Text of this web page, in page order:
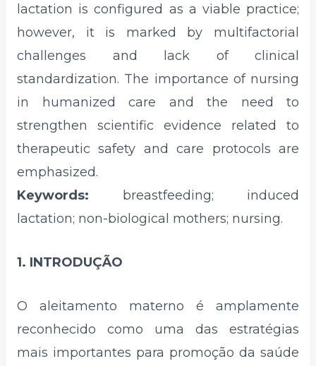
lactation is configured as a viable practice;
however, it is marked by multifactorial
challenges and lack of clinical
standardization. The importance of nursing
in humanized care and the need to
strengthen scientific evidence related to
therapeutic safety and care protocols are
emphasized.
Keywords: breastfeeding; induced
lactation; non-biological mothers; nursing.
1. INTRODUÇÃO
O aleitamento materno é amplamente
reconhecido como uma das estratégias
mais importantes para promoção da saúde